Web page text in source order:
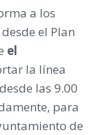
a los
el Plan
el
la línea
las 9.00
para
de